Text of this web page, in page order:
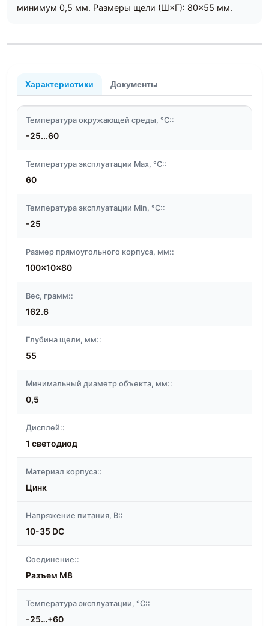
минимум 0,5 мм. Размеры щели (Ш×Г): 80×55 мм.
Характеристики Документы
Температура окружающей среды, °C::
-25...60
Температура эксплуатации Max, °C::
60
Температура эксплуатации Min, °C::
-25
Размер прямоугольного корпуса, мм::
100x10x80
Вес, грамм::
162.6
Глубина щели, мм::
55
Минимальный диаметр объекта, мм::
0,5
Дисплей::
1 светодиод
Материал корпуса::
Цинк
Напряжение питания, В::
10-35 DC
Соединение::
Разъем M8
Температура эксплуатации, °C::
-25…+60